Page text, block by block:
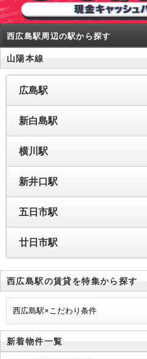
西広島駅周辺の駅から探す
山陽本線
広島駅
新白島駅
横川駅
新井口駅
五日市駅
廿日市駅
西広島駅の賃貸を特集から探す
西広島駅×こだわり条件
新着物件一覧